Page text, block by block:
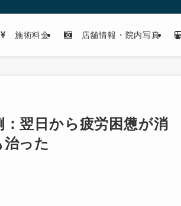
施術料金 店舗情報・院内写真
翌日から疲労困憊が消
った